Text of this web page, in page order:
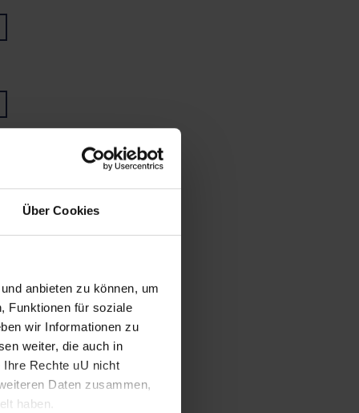
Über Cookies
anbieten zu können, um
Funktionen für soziale
wir Informationen zu
weiter, die auch in
Ihre Rechte uU nicht
Daten zusammen,
haben.